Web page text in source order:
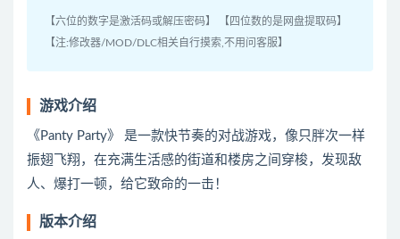
【六位的数字是激活码或解压密码】 【四位数的是网盘提取码】
【注:修改器/MOD/DLC相关自行摸索,不用问客服】
游戏介绍
《Panty Party》 是一款快节奏的对战游戏，像只胖次一样
振翅飞翔，在充满生活感的街道和楼房之间穿梭，发现敌
人、爆打一顿，给它致命的一击！
版本介绍